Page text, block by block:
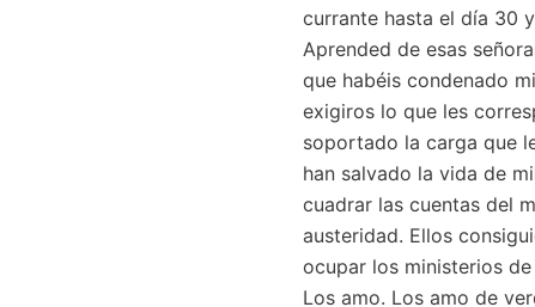
currante hasta el día 30
Aprended de esas
que habéis condenado
exigiros lo que les
soportado la carga que
han salvado la vida de
cuadrar las cuentas del
austeridad. Ellos
ocupar los ministerios
Los amo. Los amo de